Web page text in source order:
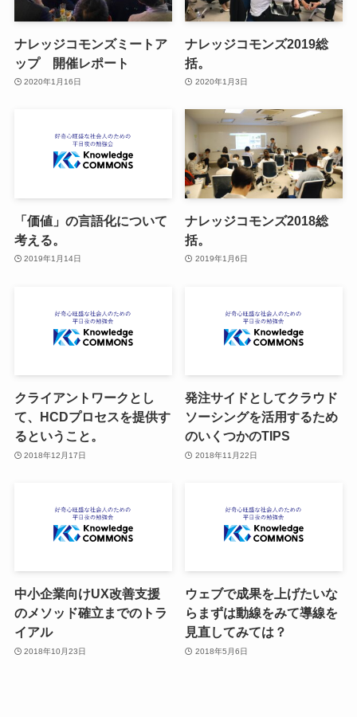
ナレッジコモンズミートア
ップ 開催レポート
2020年1月16日
ナレッジコモンズ2019総
括。
2020年1月3日
「価値」の言語化について
考える。
2019年1月14日
ナレッジコモンズ2018総
括。
2019年1月6日
クライアントワークとし
て、HCDプロセスを提供す
るということ。
2018年12月17日
発注サイドとしてクラウド
ソーシングを活用するため
のいくつかのTIPS
2018年11月22日
中小企業向けUX改善支援
のメソッド確立までのトラ
イアル
2018年10月23日
ウェブで成果を上げたいな
らまずは動線をみて導線を
見直してみては？
2018年5月6日